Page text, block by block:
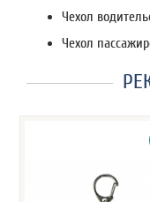
Чехол
Чехол